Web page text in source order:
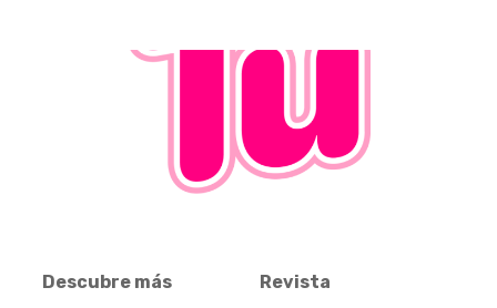
Descubre más
Revista